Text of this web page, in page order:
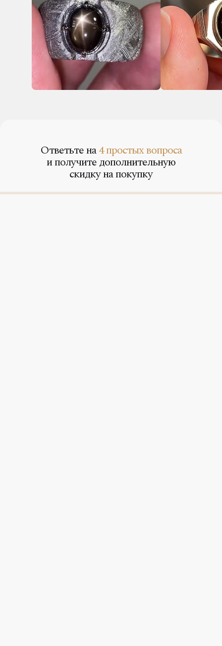
Ответьте на4 простых вопроса
и получите дополнительную
скидку на покупку